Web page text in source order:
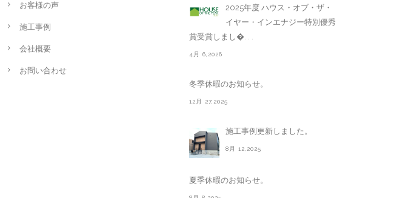
お客様の声
施工事例
会社概要
お問い合わせ
2025年度 ハウス・オブ・ザ・
イヤー・インエナジー特別優秀
賞受賞しまし�. . .
4月 6,2026
冬季休暇のお知らせ。
12月 27,2025
施工事例更新しました。
8月 12,2025
夏季休暇のお知らせ。